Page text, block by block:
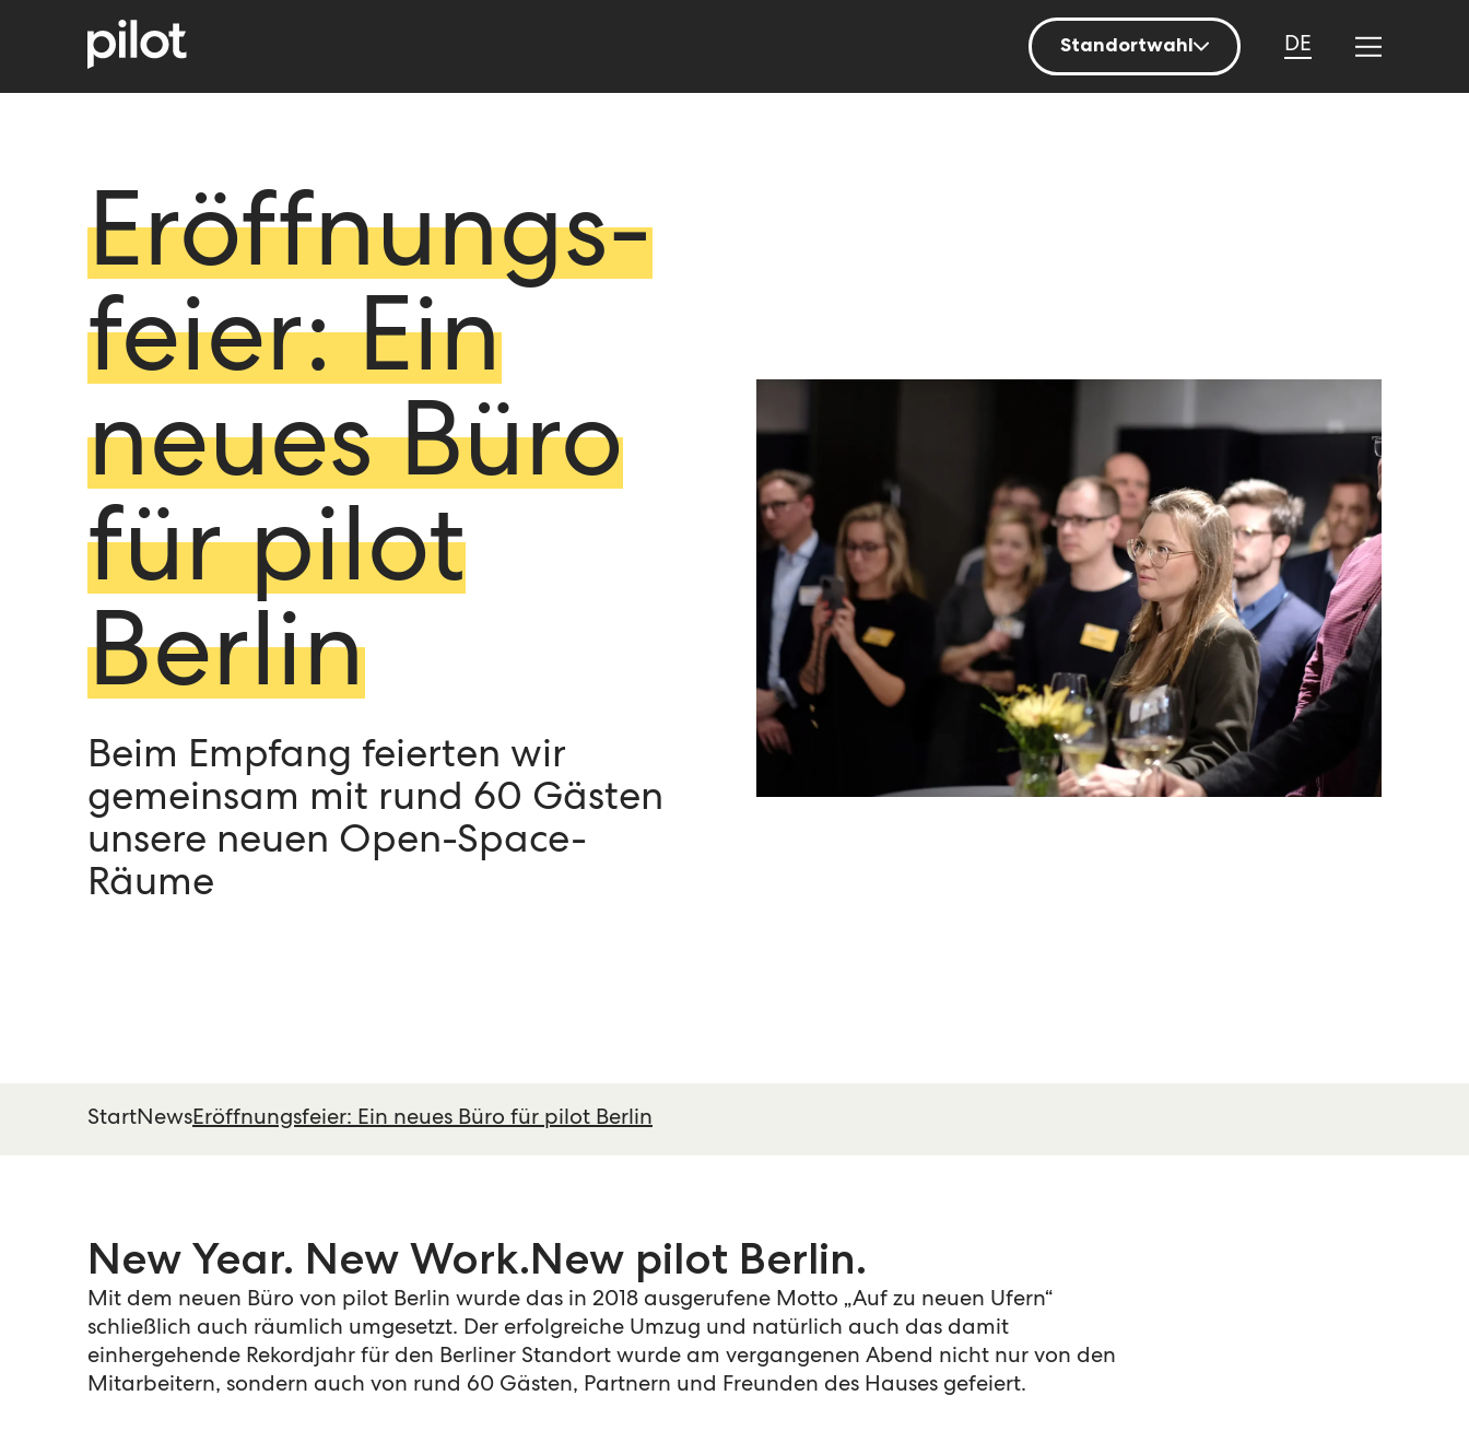
Standortwahl
Berlin
DE
Eröffnungs­
feier: Ein
neues Büro
für pilot
Berlin
Beim Empfang feierten wir
gemeinsam mit rund 60 Gästen
unsere neuen Open-Space-
Räume
StartNewsEröffnungsfeier: Ein neues Büro für pilot Berlin
New Year. New Work.New pilot Berlin.
Mit dem neuen Büro von pilot Berlin wurde das in 2018 ausgerufene Motto „Auf zu neuen Ufern“
schließlich auch räumlich umgesetzt. Der erfolgreiche Umzug und natürlich auch das damit
einhergehende Rekordjahr für den Berliner Standort wurde am vergangenen Abend nicht nur von den
Mitarbeitern, sondern auch von rund 60 Gästen, Partnern und Freunden des Hauses gefeiert.